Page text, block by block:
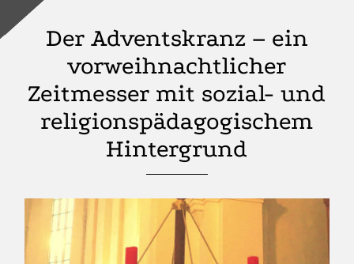
Der Adventskranz – ein
vorweihnachtlicher
Zeitmesser mit sozial- und
religionspädagogischem
Hintergrund